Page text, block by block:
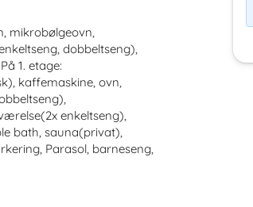
mikrobølgeovn,
dobbeltseng),
1. etage:
kaffemaskine, ovn,
enkeltseng),
bath, sauna(privat),
Parasol, barneseng,